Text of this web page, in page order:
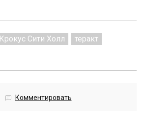
Крокус Сити Холл
теракт
Комментировать